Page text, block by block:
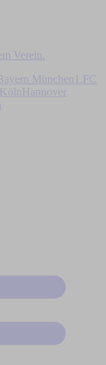
Verein.
München
1.FC
Hannover